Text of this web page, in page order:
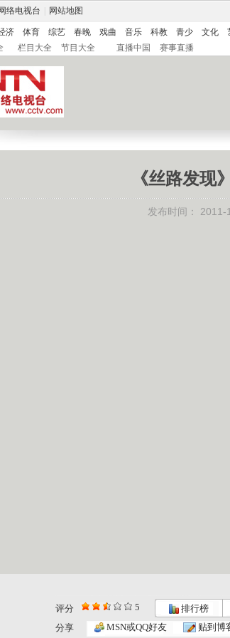
络电视台 网站地图
济 体育 综艺 春晚 戏曲 音乐 科教 青少 文化
栏目大全 节目大全 直播中国 赛事直播
《丝路发现
发布时间： 2011-
评分 5 排行榜
分享
MSN或QQ好友 贴到博